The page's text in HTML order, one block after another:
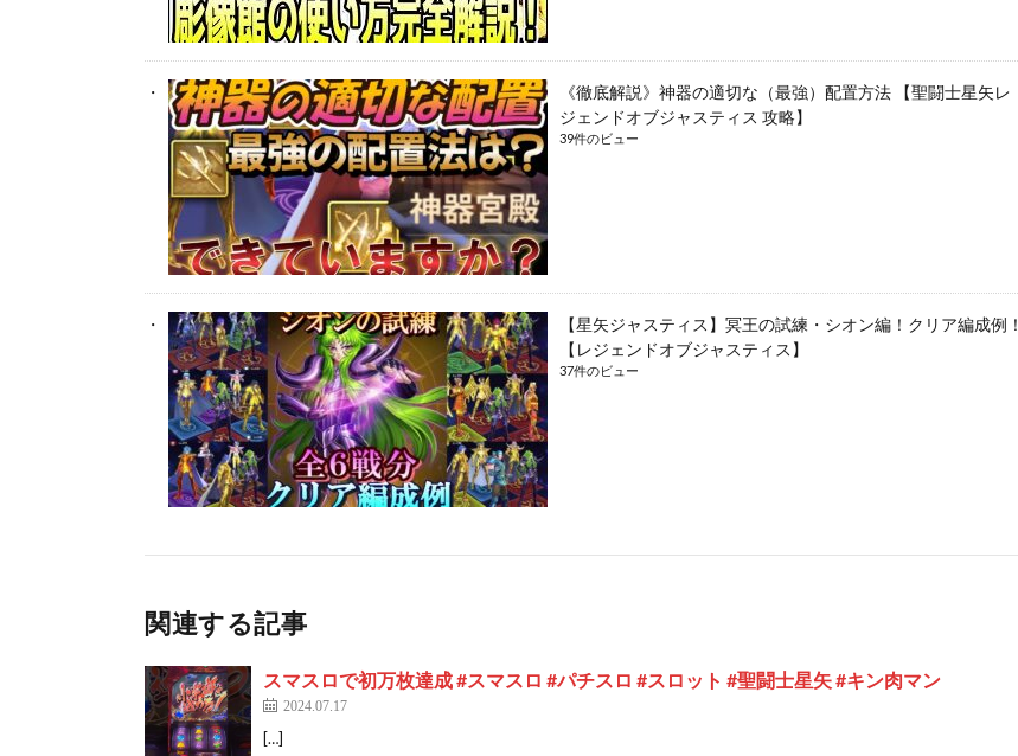
《徹底解説》神器の適切な（最強）配置方法 【聖闘士星矢レ
ジェンドオブジャスティス 攻略】
39件のビュー
【星矢ジャスティス】冥王の試練・シオン編！クリア編成例！
【レジェンドオブジャスティス】
37件のビュー
関連する記事
スマスロで初万枚達成 #スマスロ #パチスロ #スロット #聖闘士星矢 #キン肉マン
2024.07.17
[…]